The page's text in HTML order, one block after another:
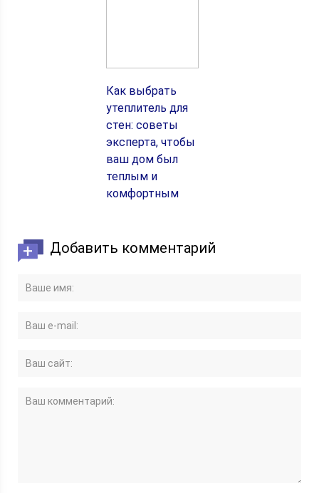
Как выбрать
утеплитель для
стен: советы
эксперта, чтобы
ваш дом был
теплым и
комфортным
Добавить комментарий